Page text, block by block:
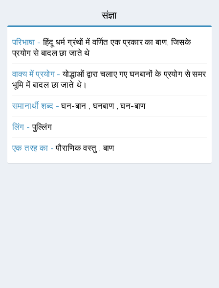
संज्ञा
परिभाषा -हिंदू धर्म ग्रंथों में वर्णित एक प्रकार का बाण, जिसके
प्रयोग से बादल छा जाते थे
वाक्य में प्रयोग -योद्धाओं द्वारा चलाए गए घनबानों के प्रयोग से समर
भूमि में बादल छा जाते थे।
समानार्थी शब्द -घन-बान ,घनबाण ,घन-बाण
लिंग -पुल्लिंग
एक तरह का -पौराणिक वस्तु ,बाण